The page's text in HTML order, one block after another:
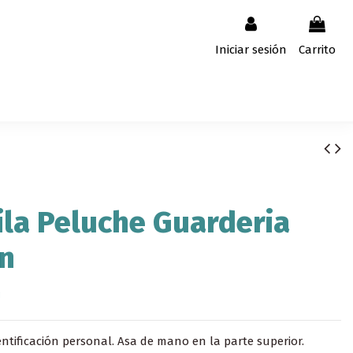
Iniciar sesión Carrito
Peluche Guarderia
personal. Asa de mano en la parte superior.